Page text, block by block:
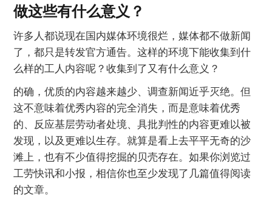
做这些有什么意义？
许多人都说现在国内媒体环境很烂，媒体都不做新闻
了，都只是转发官方通告。这样的环境下能收集到什
么样的工人内容呢？收集到了又有什么意义？
的确，优质的内容越来越少、调查新闻近乎灭绝。但
这不意味着优秀内容的完全消失，而是意味着优秀
的、反应基层劳动者处境、具批判性的内容更难以被
发现，以及更难以生存。就算是看上去平平无奇的沙
滩上，也有不少值得挖掘的贝壳存在。如果你浏览过
工劳快讯和小报，相信你也至少发现了几篇值得阅读
的文章。